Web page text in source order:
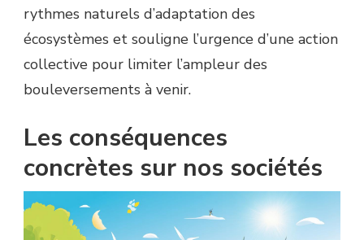
rythmes naturels d’adaptation des
écosystèmes et souligne l’urgence d’une action
collective pour limiter l’ampleur des
bouleversements à venir.
Les conséquences
concrètes sur nos sociétés